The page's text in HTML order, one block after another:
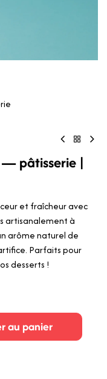
— pâtisserie |
et fraîcheur avec
artisanalement à
arôme naturel de
Parfaits pour
desserts !
au panier